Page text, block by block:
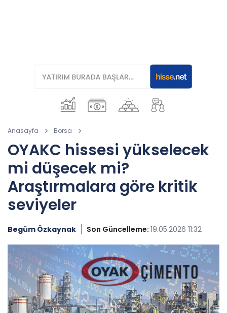
Anasayfa Borsa
OYAKC hissesi yükselecek
mi düşecek mi?
Araştırmalara göre kritik
seviyeler
Begüm Özkaynak Son Güncelleme: 19.05.2026 11:32